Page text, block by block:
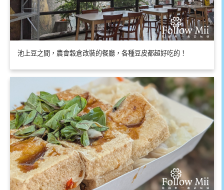
池上豆之間，農會穀倉改裝的餐廳，各種豆皮都超好吃的！